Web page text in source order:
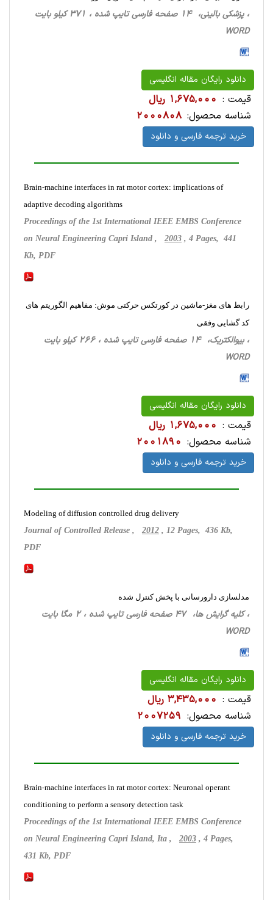
، پزشکی بالینی، 14 صفحه فارسی تایپ شده ، 371 کیلو بایت
WORD
دانلود رایگان مقاله انگلیسی
قیمت : 1,675,000 ریال
شناسه محصول: 2000808
خرید ترجمه فارسی و دانلود
Brain-machine interfaces in rat motor cortex: implications of
adaptive decoding algorithms
Proceedings of the 1st International IEEE EMBS Conference
on Neural Engineering Capri Island , 2003 , 4 Pages, 441
Kb, PDF
رابط های مغز-ماشین در کورتکس حرکتی موش: مفاهیم الگوریتم های
کد گشایی وفقی
، بیوالکتریک، 14 صفحه فارسی تایپ شده ، 266 کیلو بایت
WORD
دانلود رایگان مقاله انگلیسی
قیمت : 1,675,000 ریال
شناسه محصول: 2001890
خرید ترجمه فارسی و دانلود
Modeling of diffusion controlled drug delivery
Journal of Controlled Release , 2012 , 12 Pages, 436 Kb,
PDF
مدلسازی دارورسانی با پخش کنترل شده
، کلیه گرایش ها، 47 صفحه فارسی تایپ شده ، 2 مگا بایت
WORD
دانلود رایگان مقاله انگلیسی
قیمت : 3,435,000 ریال
شناسه محصول: 2007259
خرید ترجمه فارسی و دانلود
Brain-machine interfaces in rat motor cortex: Neuronal operant
conditioning to perform a sensory detection task
Proceedings of the 1st International IEEE EMBS Conference
on Neural Engineering Capri Island, Ita , 2003 , 4 Pages,
431 Kb, PDF